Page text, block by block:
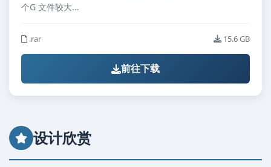
个G 文件较大...
.rar 15.6 GB
前往下载
设计欣赏